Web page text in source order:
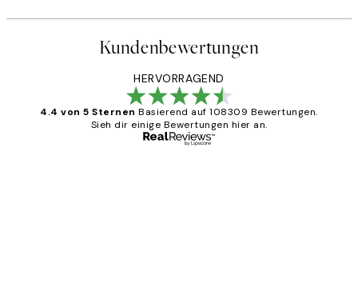
Kundenbewertungen
HERVORRAGEND
4.4 von 5 Sternen Basierend auf 108309 Bewertungen.
Sieh dir einige Bewertungen hier an.